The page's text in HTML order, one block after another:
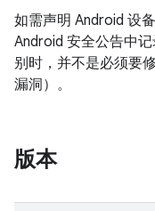
如需声明 Android 设
Android 安全公告中
别时，并不是必须要
漏洞）。
版本